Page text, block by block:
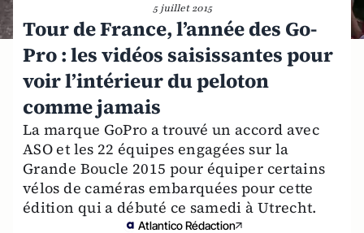
5 juillet 2015
Tour de France, l’année des Go-
Pro : les vidéos saisissantes pour
voir l’intérieur du peloton
comme jamais
La marque GoPro a trouvé un accord avec
ASO et les 22 équipes engagées sur la
Grande Boucle 2015 pour équiper certains
vélos de caméras embarquées pour cette
édition qui a débuté ce samedi à Utrecht.
Atlantico Rédaction